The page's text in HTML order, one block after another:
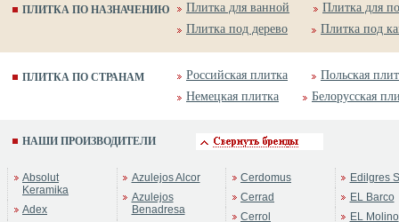
ПЛИТКА ПО НАЗНАЧЕНИЮ Плитка для ванной
Плитка для
Плитка под дерево
Плитка под
ПЛИТКА ПО СТРАНАМ Российская плитка
Польская
Немецкая плитка
Белорусская
НАШИ ПРОИЗВОДИТЕЛИ
Absolut
Keramika
Adex
Azulejos Alcor
Azulejos
Benadresa
Cerdomus
Cerrad
Cerrol
Edilgres
EL Barco
EL Molino